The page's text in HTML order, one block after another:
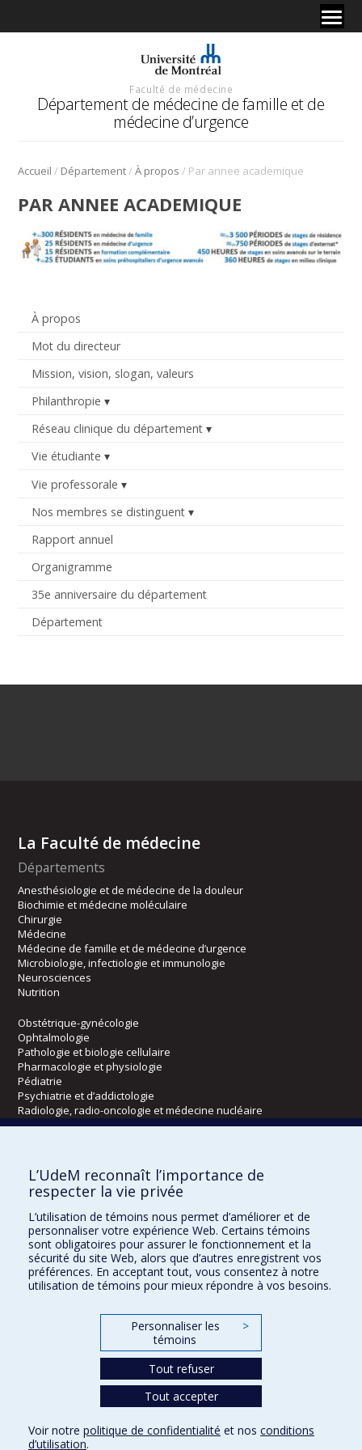
Faculté de médecine
Département de médecine de famille et de
médecine d’urgence
Accueil / Département/À propos / Par annee academique
À propos
Mot du directeur
Mission, vision, slogan, valeurs
Philanthropie
Réseau clinique du département
Vie étudiante
Vie professorale
Nos membres se distinguent
Rapport annuel
Organigramme
35e anniversaire du département
Département
PAR ANNEE ACADEMIQUE
La Faculté de médecine
Départements
Anesthésiologie et de médecine de la douleur
Biochimie et médecine moléculaire
Chirurgie
Médecine
Médecine de famille et de médecine d’urgence
Microbiologie, infectiologie et immunologie
Neurosciences
Nutrition
Obstétrique-gynécologie
Ophtalmologie
Pathologie et biologie cellulaire
Pharmacologie et physiologie
Pédiatrie
Psychiatrie et d’addictologie
Radiologie, radio-oncologie et médecine nucléaire
Kinésiologie et des sciences de l’activité physique
Orthophonie et audiologie
Réadaptation
Directions
DPC
CPASS
L’UdeM reconnaît l’importance de
respecter la vie privée
L’utilisation de témoins nous permet d’améliorer et de
personnaliser votre expérience Web. Certains témoins
sont obligatoires pour assurer le fonctionnement et la
sécurité du site Web, alors que d’autres enregistrent vos
préférences. En acceptant tout, vous consentez à notre
utilisation de témoins pour mieux répondre à vos besoins.
Personnaliser les
témoins
>
Tout refuser
Tout accepter
Voir notre politique de confidentialité et nos conditions
d’utilisation.